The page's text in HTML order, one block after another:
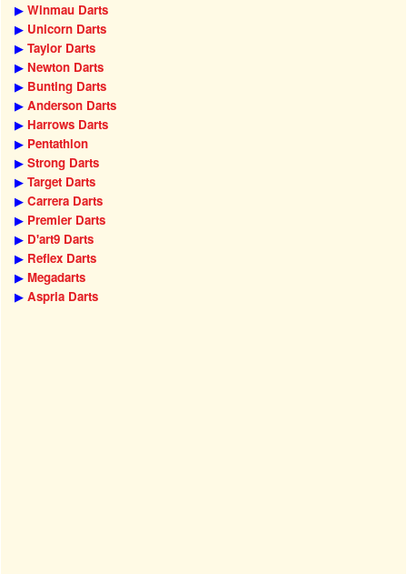
▶ Winmau Darts
▶ Unicorn Darts
▶ Taylor Darts
▶ Newton Darts
▶ Bunting Darts
▶ Anderson Darts
▶ Harrows Darts
▶ Pentathlon
▶ Strong Darts
▶ Target Darts
▶ Carrera Darts
▶ Premier Darts
▶ D'art9 Darts
▶ Reflex Darts
▶ Megadarts
▶ Aspria Darts